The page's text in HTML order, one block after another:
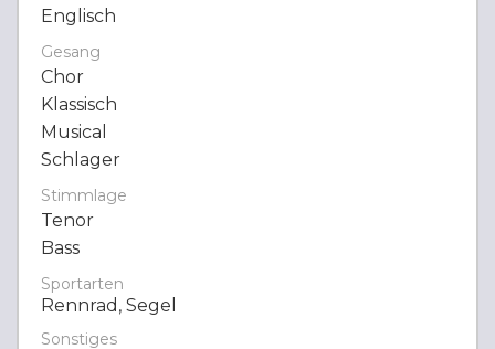
Englisch
Gesang
Chor
Klassisch
Musical
Schlager
Stimmlage
Tenor
Bass
Sportarten
Rennrad, Segel
Sonstiges